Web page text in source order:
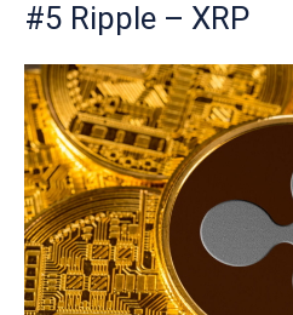
#5 Ripple – XRP